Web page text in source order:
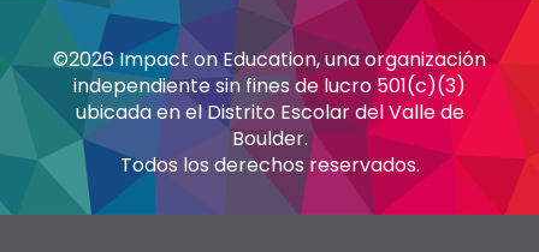
©2026 Impact on Education, una organización
independiente sin fines de lucro 501(c)(3)
ubicada en el Distrito Escolar del Valle de
Boulder.
Todos los derechos reservados.